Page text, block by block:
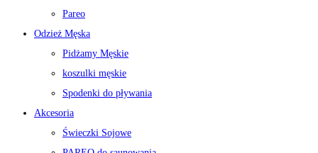
Pareo
Odzież Męska
Pidżamy Męskie
koszulki męskie
Spodenki do pływania
Akcesoria
Świeczki Sojowe